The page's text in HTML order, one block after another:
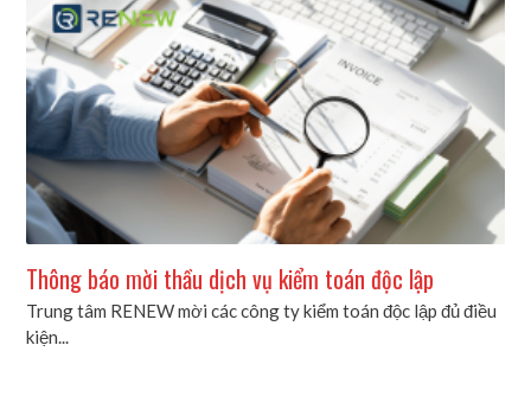
Thông báo mời thầu dịch vụ kiểm toán độc lập
Trung tâm RENEW mời các công ty kiểm toán độc lập đủ điều
kiện...